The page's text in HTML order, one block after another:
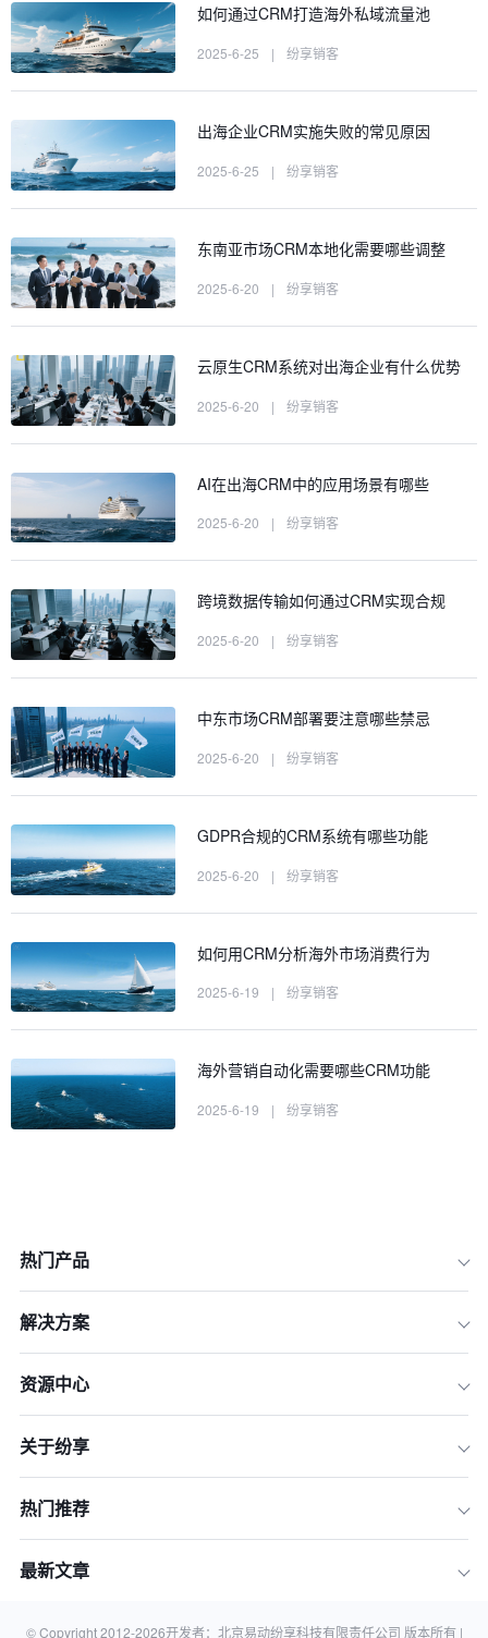
相关知识
如何通过CRM打造海外私域流量池
2025-6-25 | 纷享销客
出海企业CRM实施失败的常见原因
2025-6-25 | 纷享销客
东南亚市场CRM本地化需要哪些调整
2025-6-20 | 纷享销客
云原生CRM系统对出海企业有什么优势
2025-6-20 | 纷享销客
AI在出海CRM中的应用场景有哪些
2025-6-20 | 纷享销客
跨境数据传输如何通过CRM实现合规
2025-6-20 | 纷享销客
中东市场CRM部署要注意哪些禁忌
2025-6-20 | 纷享销客
GDPR合规的CRM系统有哪些功能
2025-6-20 | 纷享销客
如何用CRM分析海外市场消费行为
2025-6-19 | 纷享销客
海外营销自动化需要哪些CRM功能
2025-6-19 | 纷享销客
热门产品
解决方案
资源中心
关于纷享
热门推荐
最新文章
© Copyright 2012-2026开发者：北京易动纷享科技有限责任公司 版本所有 |